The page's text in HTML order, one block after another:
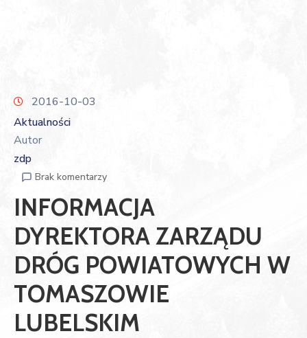
2016-10-03
Aktualności
Autor
zdp
Brak komentarzy
INFORMACJA
DYREKTORA ZARZĄDU
DRÓG POWIATOWYCH W
TOMASZOWIE
LUBELSKIM